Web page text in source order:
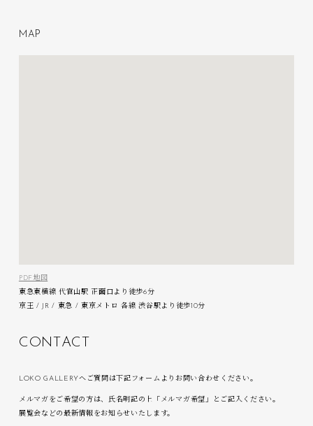
M A P
PDF地図
東急東横線 代官山駅 正面口より徒歩6分
京王 / JR / 東急 / 東京メトロ 各線 渋谷駅より徒歩10分
C ON T AC T
LOKO GALLERYへご質問は下記フォームよりお問い合わせください。
メルマガをご希望の方は、氏名明記の上「メルマガ希望」とご記入ください。
展覧会などの最新情報をお知らせいたします。